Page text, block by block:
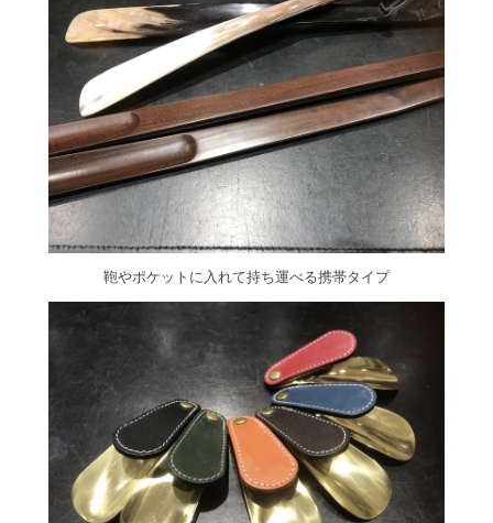
鞄やポケットに入れて持ち運べる携帯タイプ